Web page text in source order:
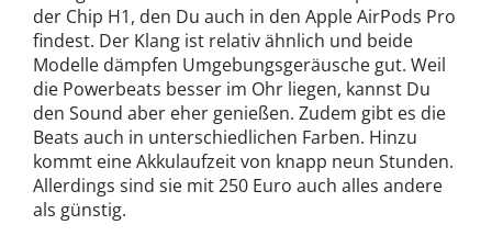
der Chip H1, den Du auch in den Apple AirPods Pro
findest. Der Klang ist relativ ähnlich und beide
Modelle dämpfen Umgebungsgeräusche gut. Weil
die Powerbeats besser im Ohr liegen, kannst Du
den Sound aber eher genießen. Zudem gibt es die
Beats auch in unterschiedlichen Farben. Hinzu
kommt eine Akkulaufzeit von knapp neun Stunden.
Allerdings sind sie mit 250 Euro auch alles andere
als günstig.